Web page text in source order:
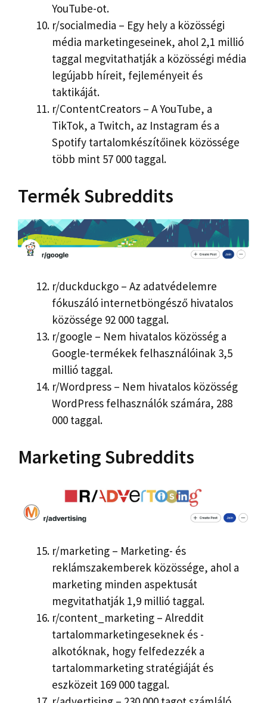
YouTube-ot.
r/socialmedia – Egy hely a közösségi
média marketingeseinek, ahol 2,1 millió
taggal megvitathatják a közösségi média
legújabb híreit, fejleményeit és
taktikáját.
r/ContentCreators – A YouTube, a
TikTok, a Twitch, az Instagram és a
Spotify tartalomkészítőinek közössége
több mint 57 000 taggal.
Termék Subreddits
r/duckduckgo – Az adatvédelemre
fókuszáló internetböngésző hivatalos
közössége 92 000 taggal.
r/google – Nem hivatalos közösség a
Google-termékek felhasználóinak 3,5
millió taggal.
r/Wordpress – Nem hivatalos közösség
WordPress felhasználók számára, 288
000 taggal.
Marketing Subreddits
r/marketing – Marketing- és
reklámszakemberek közössége, ahol a
marketing minden aspektusát
megvitathatják 1,9 millió taggal.
r/content_marketing – Alreddit
tartalommarketingeseknek és -
alkotóknak, hogy felfedezzék a
tartalommarketing stratégiáját és
eszközeit 169 000 taggal.